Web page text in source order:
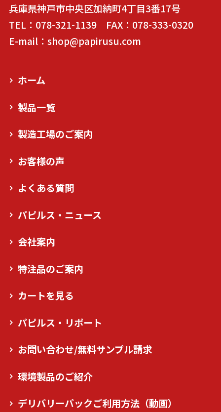
兵庫県神戸市中央区加納町4丁目3番17号
TEL：078-321-1139 FAX：078-333-0320
E-mail：shop@papirusu.com
ホーム
製品一覧
製造工場のご案内
お客様の声
よくある質問
パピルス・ニュース
会社案内
特注品のご案内
カートを見る
パピルス・リポート
お問い合わせ/無料サンプル請求
環境製品のご紹介
デリバリーパックご利用方法（動画）